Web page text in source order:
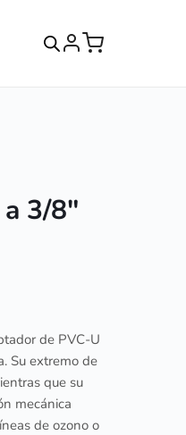
3/8″
de PVC-U
Su extremo de
que su
mecánica
de ozono o